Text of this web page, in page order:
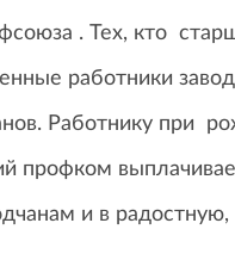
. Тех, кто
работники
Работнику при
профком
и в радостную,